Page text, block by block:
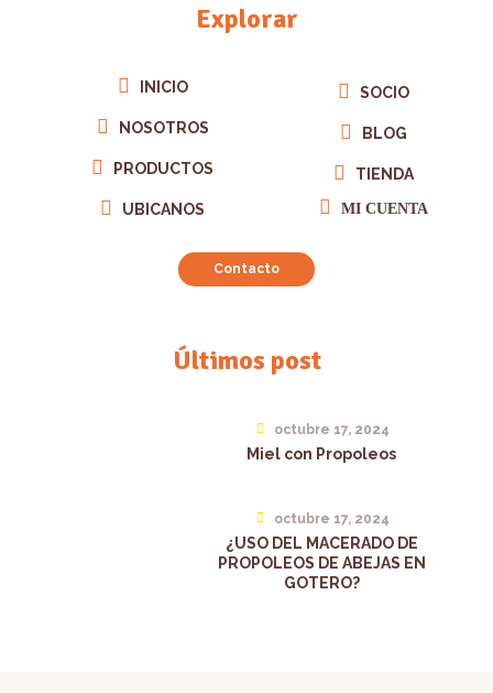
Explorar
INICIO
NOSOTROS
PRODUCTOS
UBICANOS
SOCIO
BLOG
TIENDA
MI CUENTA
Contacto
Últimos post
octubre 17, 2024
Miel con Propoleos
octubre 17, 2024
¿USO DEL MACERADO DE
PROPOLEOS DE ABEJAS EN
GOTERO?